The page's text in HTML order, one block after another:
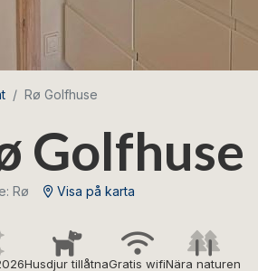
Rø Golfhuse
Golfhuse
Rø Visa på karta
Husdjur tillåtnaGratis wifiNära naturen